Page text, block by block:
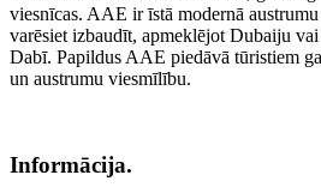
viesnīcas. AAE ir īstā modernā
varēsiet izbaudīt, apmeklējot Dubaiju
Dabī. Papildus AAE piedāvā tūristiem
un austrumu viesmīlību.
Informācija.